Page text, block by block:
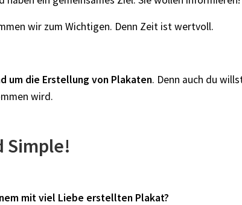
wir zum Wichtigen. Denn Zeit ist wertvoll.
um die Erstellung von Plakaten. Denn auch du
wird.
Simple!
mit viel Liebe erstellten Plakat?